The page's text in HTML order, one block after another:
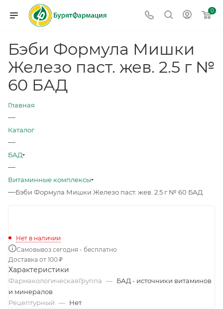
0
Бэби Формула Мишки
Железо паст. жев. 2.5 г №
60 БАД
Главная
—
Каталог
—
БАД
—
Витаминные комплексы
—Бэби Формула Мишки Железо паст. жев. 2.5 г № 60 БАД
Нет в наличии
Самовывоз сегодня - бесплатно
Доставка от 100 ₽
Характеристики
ФармакологическаяГруппа — БАД - источники витаминов
и минералов
Рецептурный — Нет